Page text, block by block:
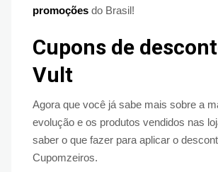
promoções do Brasil!
Cupons de
Vult
Agora que você já sabe mais sobre a
evolução e os produtos vendidos nas
saber o que fazer para aplicar o
Cupomzeiros.